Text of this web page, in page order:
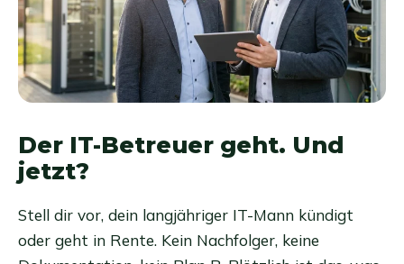
Der IT-Betreuer geht. Und
jetzt?
Stell dir vor, dein langjähriger IT-Mann kündigt
oder geht in Rente. Kein Nachfolger, keine